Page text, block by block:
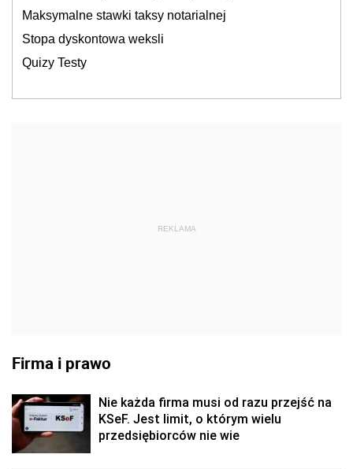
Maksymalne stawki taksy notarialnej
Stopa dyskontowa weksli
Quizy Testy
REKLAMA
Firma i prawo
Nie każda firma musi od razu przejść na
KSeF. Jest limit, o którym wielu
przedsiębiorców nie wie